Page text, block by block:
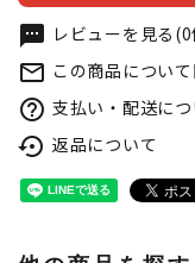
textsms レビューを見る
mail_outline この商品につい
help_outline 支払い・配送につ
settings_backup_restore 返品について